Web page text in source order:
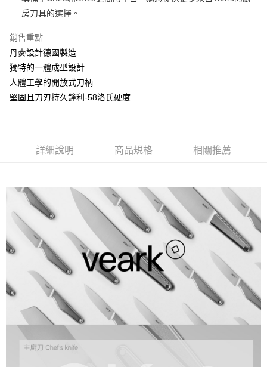
聯邦商業銀行
遠東國際商業銀行
元大商業銀行
台新國際商業銀行
台灣樂天信用卡公司
匯豐（台灣）商業銀行
元大商業銀行
玉山商業銀行
台灣樂天信用卡公司
黑貓宅急便
每筆NT$120，滿NT$1,000(含以上)免運費
黑貓宅配(離島)
每筆NT$250，滿NT$2,000(含以上)免運費
房刀具的選擇。
銷售重點
丹麥設計德國製造
獨特的一體成型設計
人體工學的開放式刀柄
堅固且刀刃持久鋒利-58洛氏硬度
詳細說明 商品規格 相關推薦